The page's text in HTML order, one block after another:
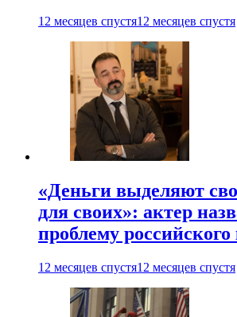
12 месяцев спустя12 месяцев спустя
«Деньги выделяют
для своих»: актер
проблему
12 месяцев спустя12 месяцев спустя